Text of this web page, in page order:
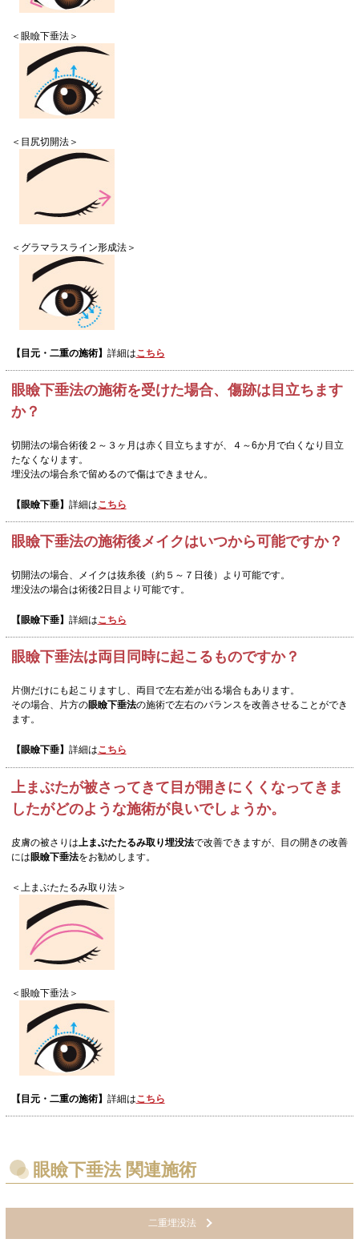
＜眼瞼下垂法＞
＜目尻切開法＞
＜グラマラスライン形成法＞
【目元・二重の施術】 詳細はこちら
眼瞼下垂法の施術を受けた場合、傷跡は目立ちます
か？
切開法の場合術後２～３ヶ月は赤く目立ちますが、４～6か月で白くなり目立
たなくなります。
埋没法の場合糸で留めるので傷はできません。
【眼瞼下垂】 詳細はこちら
眼瞼下垂法の施術後メイクはいつから可能ですか？
切開法の場合、メイクは抜糸後（約５～７日後）より可能です。
埋没法の場合は術後2日目より可能です。
【眼瞼下垂】 詳細はこちら
眼瞼下垂法は両目同時に起こるものですか？
片側だけにも起こりますし、両目で左右差が出る場合もあります。
その場合、片方の眼瞼下垂法の施術で左右のバランスを改善させることができ
ます。
【眼瞼下垂】 詳細はこちら
上まぶたが被さってきて目が開きにくくなってきま
したがどのような施術が良いでしょうか。
皮膚の被さりは 上まぶたたるみ取り埋没法で改善できますが、目の開きの改善
には眼瞼下垂法をお勧めします。
＜上まぶたたるみ取り法＞
＜眼瞼下垂法＞
【目元・二重の施術】 詳細はこちら
眼瞼下垂法 関連施術
二重埋没法